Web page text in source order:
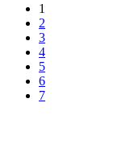
1
2
3
4
5
6
7